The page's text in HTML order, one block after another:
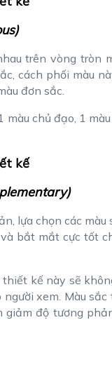
trên vòng tròn
cách phối màu
đơn sắc.
màu chủ đạo, 1
)
lựa chọn các
bắt mắt cực tốt
kế này sẽ
xem. Màu
độ tương